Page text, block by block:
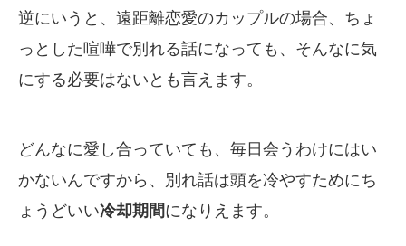
逆にいうと、遠距離恋愛のカップルの場合、ちょ
っとした喧嘩で別れる話になっても、そんなに気
にする必要はないとも言えます。
どんなに愛し合っていても、毎日会うわけにはい
かないんですから、別れ話は頭を冷やすためにち
ょうどいい冷却期間になりえます。